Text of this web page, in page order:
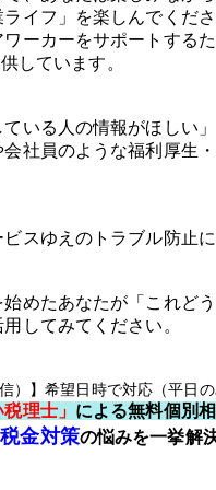
イフ」を楽しんでくだ
ーカーをサポートする
しています。
ている人の情報がほしい
社員のような福利厚生
スゆえのトラブル防止
めたあなたが「これど
してみてください。
）】希望日時で対応（平日
理士」 による無料個別
金対策の悩みを一挙解